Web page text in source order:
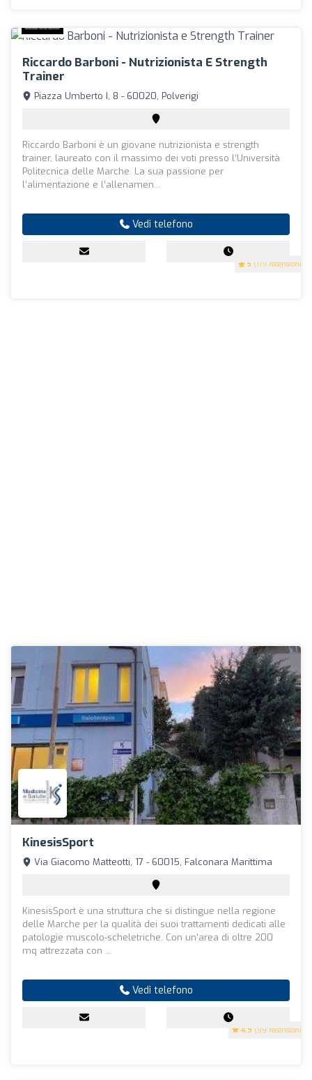
Riccardo Barboni - Nutrizionista E Strength
Trainer
5 (119 recensioni)
Piazza Umberto I, 8 - 60020, Polverigi
Riccardo Barboni è un giovane nutrizionista e strength
trainer, laureato con il massimo dei voti presso l’Università
Politecnica delle Marche. La sua passione per
l’alimentazione e l’allenamen...
Vedi telefono
KinesisSport
4.9 (99 recensioni)
Via Giacomo Matteotti, 17 - 60015, Falconara Marittima
KinesisSport è una struttura che si distingue nella regione
delle Marche per la qualità dei suoi trattamenti dedicati alle
patologie muscolo-scheletriche. Con un'area di oltre 200
mq attrezzata con ...
Vedi telefono